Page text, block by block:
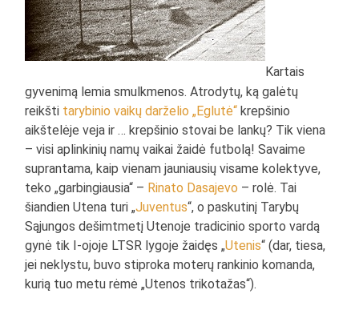
Kartais
gyvenimą lemia smulkmenos. Atrodytų, ką galėtų
reikšti tarybinio vaikų darželio „Eglutė“ krepšinio
aikštelėje veja ir … krepšinio stovai be lankų? Tik viena
– visi aplinkinių namų vaikai žaidė futbolą! Savaime
suprantama, kaip vienam jauniausių visame kolektyve,
teko „garbingiausia“ – Rinato Dasajevo – rolė. Tai
šiandien Utena turi „Juventus“, o paskutinį Tarybų
Sąjungos dešimtmetį Utenoje tradicinio sporto vardą
gynė tik I-ojoje LTSR lygoje žaidęs „Utenis“ (dar, tiesa,
jei neklystu, buvo stiproka moterų rankinio komanda,
kurią tuo metu rėmė „Utenos trikotažas“).